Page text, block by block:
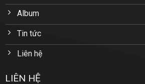
Album
Tin tức
Liên hệ
LIÊN HỆ